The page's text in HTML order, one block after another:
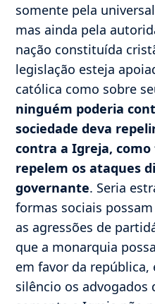
somente pela
mas ainda pela
nação constituída
legislação esteja
católica como sobre
ninguém poderia
sociedade deva
contra a Igreja, como
repelem os ataques
governante. Seria
formas sociais
as agressões de
que a monarquia
em favor da república,
silêncio os advogados